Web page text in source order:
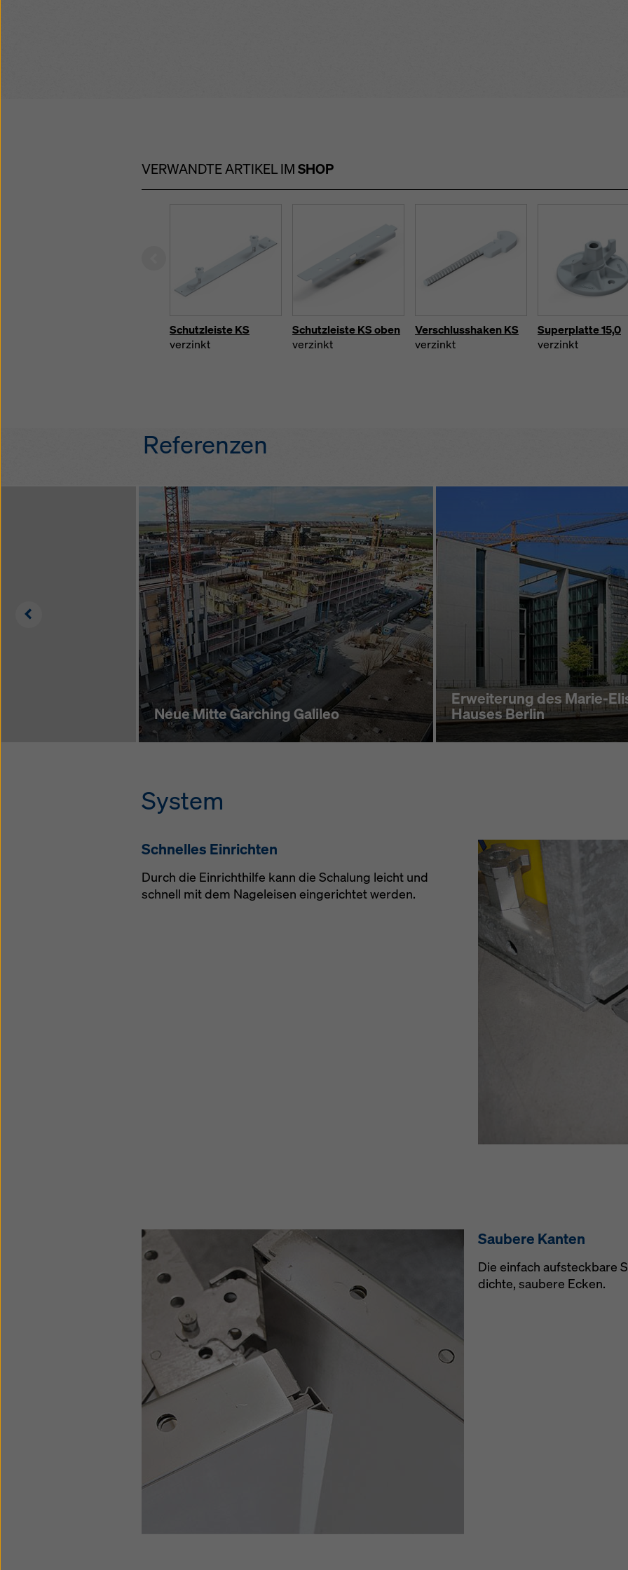
VERWANDTE ARTIKEL IM SHOP
Schutzleiste KS
verzinkt
Schutzleiste KS oben
verzinkt
Verschlusshaken KS
verzinkt
Superplatte 15,0
verzinkt
Referenzen
Neue Mitte Garching Galileo
Erweiterung des Marie-
Hauses Berlin
Left
System
Schnelles Einrichten
Durch die Einrichthilfe kann die Schalung leicht und
schnell mit dem Nageleisen eingerichtet werden.
Saubere Kanten
Die einfach aufsteckbare
dichte, saubere Ecken.